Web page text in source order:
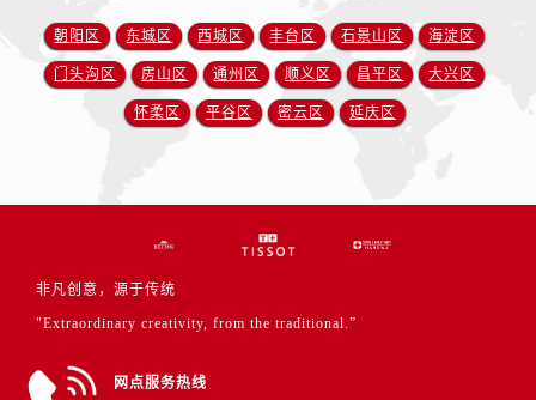
朝阳区 东城区 西城区 丰台区 石景山区 海淀区
门头沟区 房山区 通州区 顺义区 昌平区 大兴区
怀柔区 平谷区 密云区 延庆区
非凡创意，源于传统
"Extraordinary creativity, from the traditional.”
网点服务热线